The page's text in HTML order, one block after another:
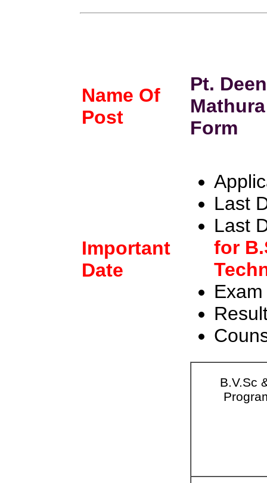
Name Of
Post
Pt.
Form
Important
Date
Last
Last
for
B.V.Sc